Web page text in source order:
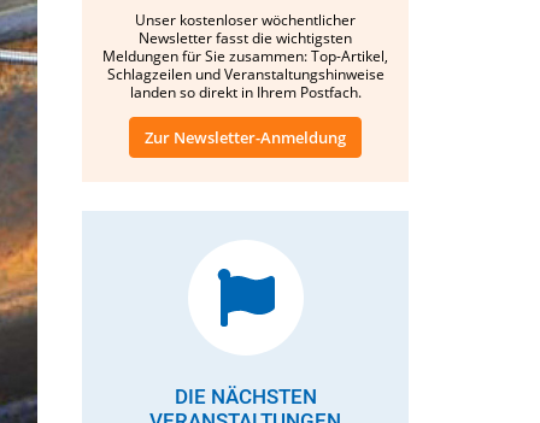
Unser kostenloser wöchentlicher
Newsletter fasst die wichtigsten
Meldungen für Sie zusammen: Top-Artikel,
Schlagzeilen und Veranstaltungshinweise
landen so direkt in Ihrem Postfach.
Zur Newsletter-Anmeldung
DIE NÄCHSTEN